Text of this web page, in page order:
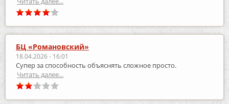
БЦ «Романовский»
18.04.2026 - 16:01
Супер за способность объяснять сложное просто.
Читать далее...